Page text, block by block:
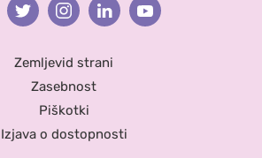
TwitterInstagramLinkedinYoutube
Zemljevid strani
Zasebnost
Piškotki
Izjava o dostopnosti